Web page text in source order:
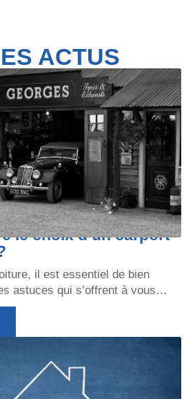
ACTUS
le choix d’un carport
il est essentiel de bien
astuces qui s’offrent à vous…